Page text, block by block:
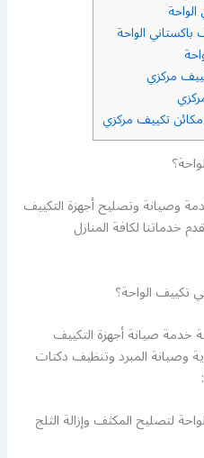
الواحة
مركزي
تكييف مركزي
وصيانة وتصليح أجهزة التكييف
خدماتنا لكافة المنازل
تكييف الواحة؟
خدمة صيانة أجهزة التكييف
وصيانة المبرد وتنظيف دكتات
لتصليح المكثف وإزالة الثلج